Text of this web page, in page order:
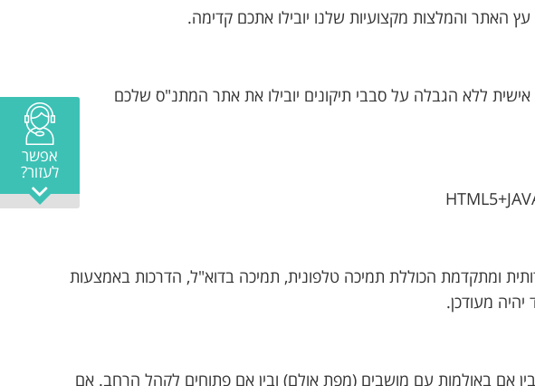
אפשר
לעזור?
האתר והמלצות מקצועיות שלנו יובילו אתכם קדימה.
ללא הגבלה על סבבי תיקונים יובילו את אתר המתנ"ס שלכם
ומתקדמת הכוללת תמיכה טלפונית, תמיכה בדוא"ל, הדרכות באמצעות
מעודכן.
בין אם באולמות עם מושבים (מפת אולם) ובין אם פתוחים לקהל הרחב. אם